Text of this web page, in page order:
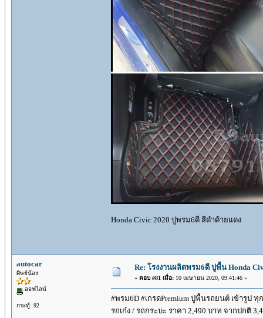
Honda Civic 2020 ปูพรม6ดี สีดำด้ายแดง
autocar
ศิษย์น้อง
ออฟไลน์
กระทู้: 92
Re: โรงงานผลิตพรม6ดี ปูพื้น Honda
« ตอบ #81 เมื่อ: 10 เมษายน 2020, 09:41:46 »
#พรม6D #เกรดPremium ปูพื้นรถยนต์ เข้ารูป ทุ
รถเก๋ง / รถกระบะ ราคา 2,490 บาท จากปกติ